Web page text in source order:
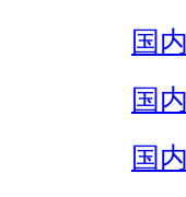
国
国
国